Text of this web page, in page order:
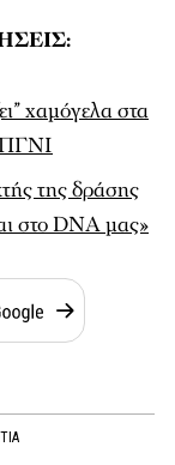
χαμόγελα στα
ΠΓΝΙ
της δράσης
στο DNA μας»